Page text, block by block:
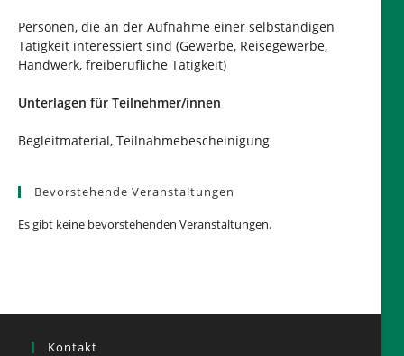
Personen, die an der Aufnahme einer selbständigen
Tätigkeit interessiert sind (Gewerbe, Reisegewerbe,
Handwerk, freiberufliche Tätigkeit)
Unterlagen für Teilnehmer/innen
Begleitmaterial, Teilnahmebescheinigung
Bevorstehende Veranstaltungen
Es gibt keine bevorstehenden Veranstaltungen.
Kontakt